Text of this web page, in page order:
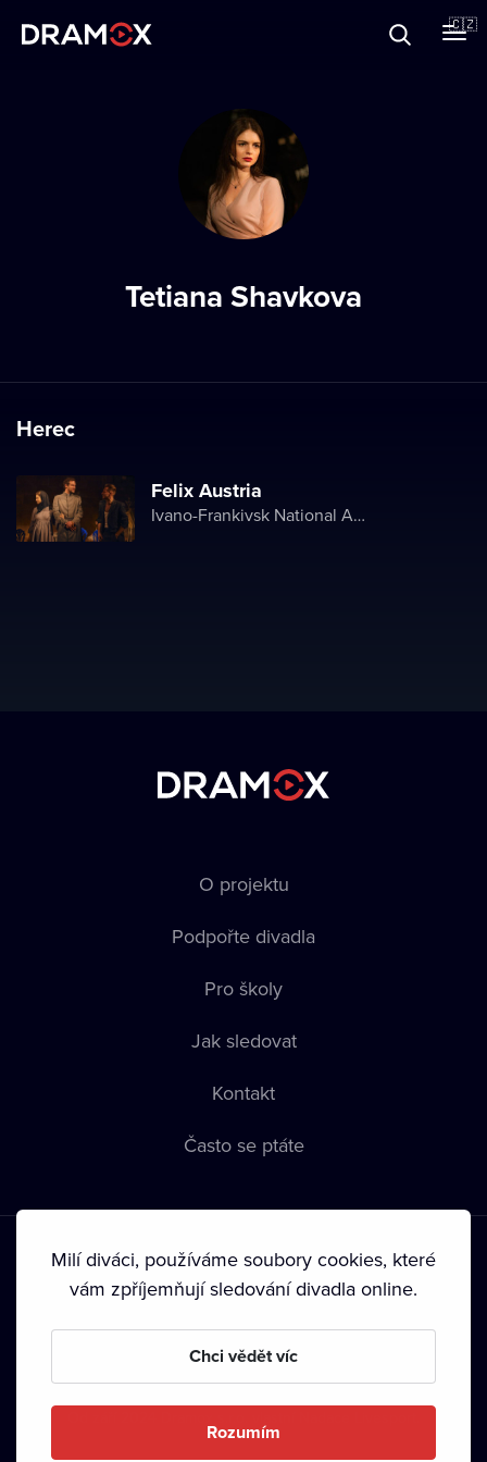
🇨🇿
Tetiana Shavkova
Herec
Felix Austria
Ivano-Frankivsk National Academic Drama Theater named after Ivan Franko
O projektu
Podpořte divadla
Pro školy
Jak sledovat
Kontakt
Často se ptáte
Podmínky používání • Ochrana soukromí • Zásady používání
• Autorská práva•
Milí diváci, používáme soubory cookies, které
vám zpříjemňují sledování divadla online.
Chci vědět víc
Rozumím